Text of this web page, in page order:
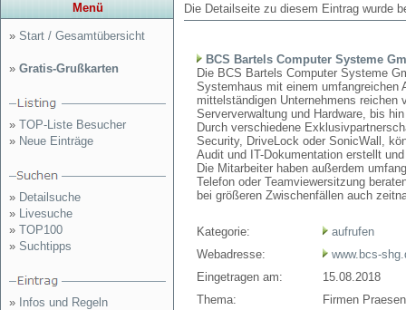
Menü
» Start / Gesamtübersicht
» Gratis-Grußkarten
» TOP-Liste Besucher
» Neue Einträge
» Detailsuche
» Livesuche
» TOP100
» Suchtipps
» Infos und Regeln
Die Detailseite zu diesem Eintrag wurde
BCS Bartels Computer Systeme
Die BCS Bartels Computer Systeme
Systemhaus mit einem umfangreichen
mittelständigen Unternehmens reichen
Serververwaltung und Hardware, bis
Durch verschiedene
Security, DriveLock oder SonicWall,
Audit und IT-Dokumentation erstellt
Die Mitarbeiter haben außerdem
Telefon oder Teamviewersitzung
bei größeren Zwischenfällen auch
Kategorie:
aufrufen
Webadresse:
www.bcs-
Eingetragen am:
15.08.2018
Thema:
Firmen